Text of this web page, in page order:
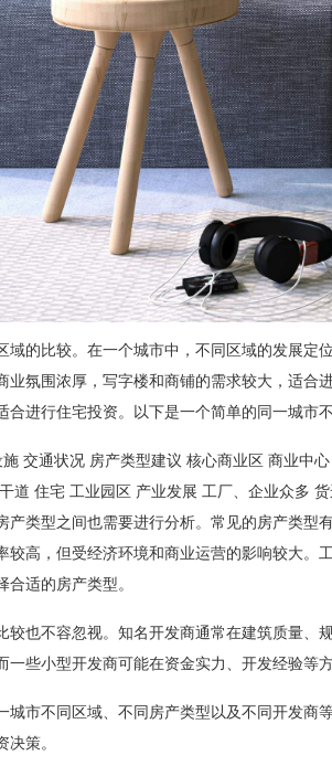
域的比较。在一个城市中，不同区域的发展
业氛围浓厚，写字楼和商铺的需求较大，适
合进行住宅投资。以下是一个简单的同一城市
交通状况 房产类型建议 核心商业区 商业中
道 住宅 工业园区 产业发展 工厂、企业众多
产类型之间也需要进行分析。常见的房产类
较高，但受经济环境和商业运营的影响较大
适的房产类型。
较也不容忽视。知名开发商通常在建筑质量
一些小型开发商可能在资金实力、开发经验等
城市不同区域、不同房产类型以及不同开发
策。